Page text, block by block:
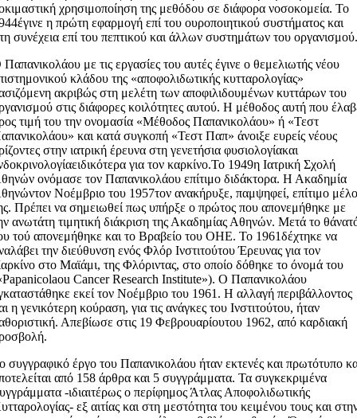
χρησιμοποίηση της μεθόδου σε διάφορα νοσοκομεία. Το
η πρώτη εφαρμογή επί του ουροποιητικού συστήματος και
συνέχεια επί του πεπτικού και άλλων συστημάτων του
με τις εργασίες του αυτές έγινε ο θεμελιωτής νέου
κλάδου της «αποφολιδωτικής κυτταρολογίας»
ακριβώς στη μελέτη των αποφιλιδουμένων κυττάρων του
στις διάφορες κοιλότητες αυτού. Η μέθοδος αυτή που
τιμή του την ονομασία «Μέθοδος Παπανικολάου» ή «Τεστ
και κατά συγκοπή «Τεστ Παπ» άνοιξε ευρείς νέους
στην ιατρική έρευνα στη γενετήσια φυσιολογίακαι
για τον καρκίνο.Το 1949η Ιατρική Σχολή
ονόμασε τον Παπανικολάου επίτιμο διδάκτορα. Η Ακαδημία
Νοέμβριο του 1957τον ανακήρυξε, παμψηφεί, επίτιμο
Πρέπει να σημειωθεί πως υπήρξε ο πρώτος που απονεμήθηκε με
ανωτάτη τιμητική διάκριση της Ακαδημίας Αθηνών. Μετά το
τού απονεμήθηκε και το Βραβείο του ΟΗΕ. Το 1961δέχτηκε να
την διεύθυνση ενός Φλόρ Ινστιτούτου Έρευνας για τον
στο Μαϊάμι, της Φλόριντας, στο οποίο δόθηκε το όνομά του
Cancer Research Institute»). Ο Παπανικολάου
εκεί τον Νοέμβριο του 1961. Η αλλαγή περιβάλλοντος
η γενικότερη κούραση, για τις ανάγκες του Ινστιτούτου, ήταν
Απεβίωσε στις 19 Φεβρουαρίουτου 1962, από καρδιακή
συγγραφικό έργο του Παπανικολάου ήταν εκτενές και πρωτότυπο
από 158 άρθρα και 5 συγγράμματα. Τα συγκεκριμένα
-ιδιαιτέρως ο περίφημος Άτλας Αποφολιδωτικής
εξ αιτίας και στη μεστότητα του κειμένου τους και